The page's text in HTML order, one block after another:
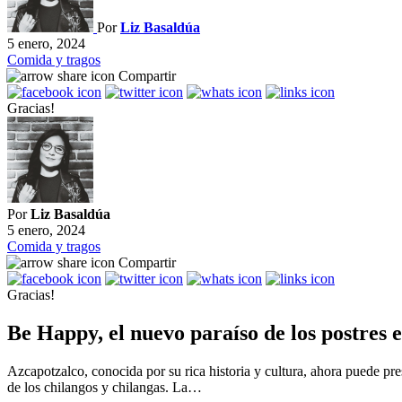
PorLiz Basaldúa
5 enero, 2024
Comida y tragos
Compartir
Gracias!
PorLiz Basaldúa
5 enero, 2024
Comida y tragos
Compartir
Gracias!
Be Happy, el nuevo paraíso de los
Azcapotzalco, conocida por su rica historia y cultura, ahora puede
de los chilangos y chilangas. La…